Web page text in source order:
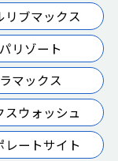
リブマックス
リゾート
マックス
スウォッシュ
レートサイト